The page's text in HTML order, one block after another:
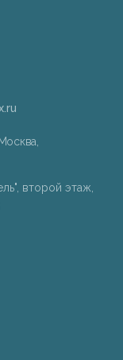
второй этаж,